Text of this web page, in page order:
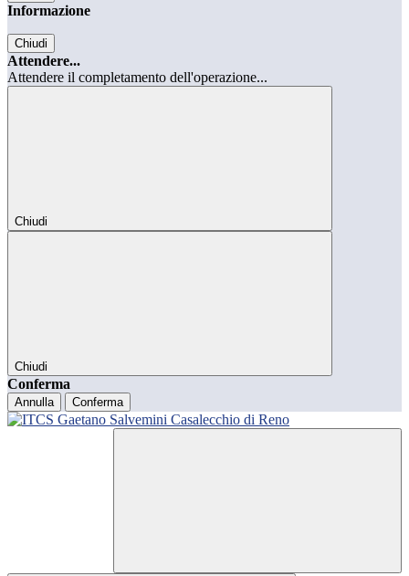
Informazione
Chiudi
Attendere...
Attendere il completamento dell'operazione...
Chiudi
Chiudi
Conferma
Annulla Conferma